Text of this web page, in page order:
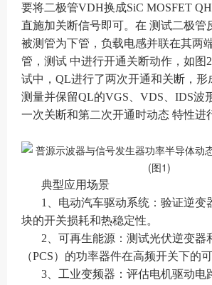
要将二极管VDH换成SiC MOSFET
直施加关断信号即可。在 测试二极管
被测管为下管，负载电感并联在其两
管，测试 中进行开通关断动作，如图
试中，QL进行了两次开通和关断，形
测量并保留QL的VGS、VDS、IDS波
一次关断和第二次开通时动态 特性进
典型应用场景
1、电动汽车驱动系统：验证逆变
块的开关损耗和热稳定性。
2、可再生能源：测试光伏逆变器
（PCS）的功率器件在高频开关下的可
3、工业变频器：评估电机驱动电